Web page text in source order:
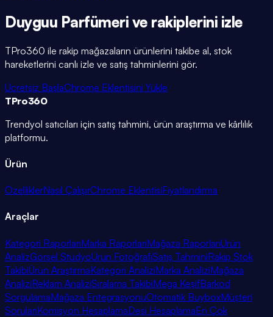
Duyguu Parfümeri ve rakiplerini izle
TPro360 ile rakip mağazaların ürünlerini takibe al, stok
hareketlerini canlı izle ve satış tahminlerini gör.
Ücretsiz BaşlaChrome Eklentisini Yükle
TPro360
Trendyol satıcıları için satış tahmini, ürün araştırma ve kârlılık
platformu.
Ürün
ÖzelliklerNasıl ÇalışırChrome EklentisiFiyatlandırma
Araçlar
Kategori RaporlarıMarka RaporlarıMağaza RaporlarıÜrün
AnalizGörsel StüdyoÜrün FotoğrafıSatış TahminiRakip Stok
TakibiÜrün AraştırmaKategori AnaliziMarka AnaliziMağaza
AnaliziReklam AnaliziSıralama TakibiMega KeşifBarkod
SorgulamaMağaza EntegrasyonuOtomatik BuyboxMüşteri
SorularıKomisyon HesaplamaDesi HesaplamaEn Çok